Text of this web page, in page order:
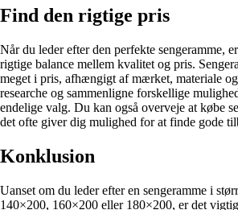
Find den rigtige pris
Når du leder efter den perfekte sengeramme,
rigtige balance mellem kvalitet og pris.
meget i pris, afhængigt af mærket, materiale
researche og sammenligne forskellige
endelige valg. Du kan også overveje at købe
det ofte giver dig mulighed for at finde gode
Konklusion
Uanset om du leder efter en sengeramme i
140×200, 160×200 eller 180×200, er det